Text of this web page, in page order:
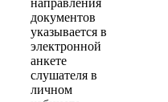
документов
указывается в
электронной
анкете
слушателя в
личном